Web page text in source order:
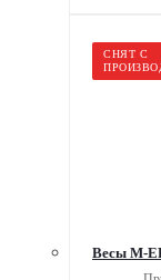
СНЯТ С
Весы M-